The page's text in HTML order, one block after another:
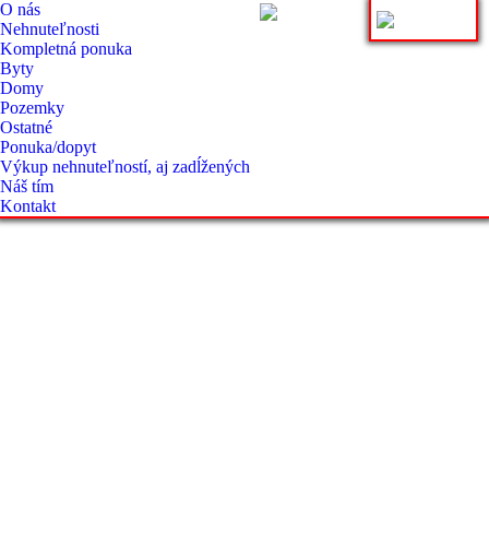
O nás
Nehnuteľnosti
Kompletná ponuka
Byty
Domy
Pozemky
Ostatné
Ponuka/dopyt
Výkup nehnuteľností, aj zadĺžených
Náš tím
Kontakt